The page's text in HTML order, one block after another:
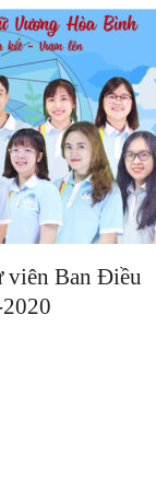
viên Ban Điều